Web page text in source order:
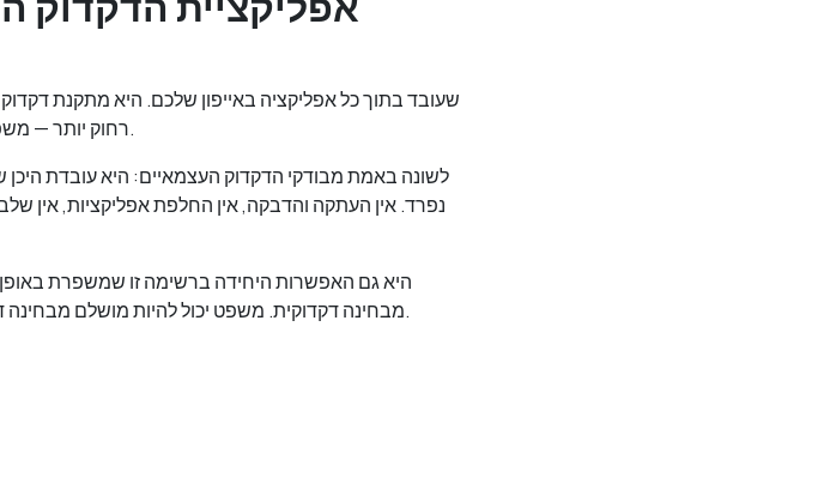
רחוק יותר — משפרת ניסוח, מתאימה טון ומתרגמת — הכל בהקשה אחת.
נפרד. אין העתקה והדבקה, אין החלפת אפליקציות, אין
היא גם האפשרות היחידה ברשימה זו שמשפרת
מבחינה דקדוקית. משפט יכול להיות מושלם מבחינה